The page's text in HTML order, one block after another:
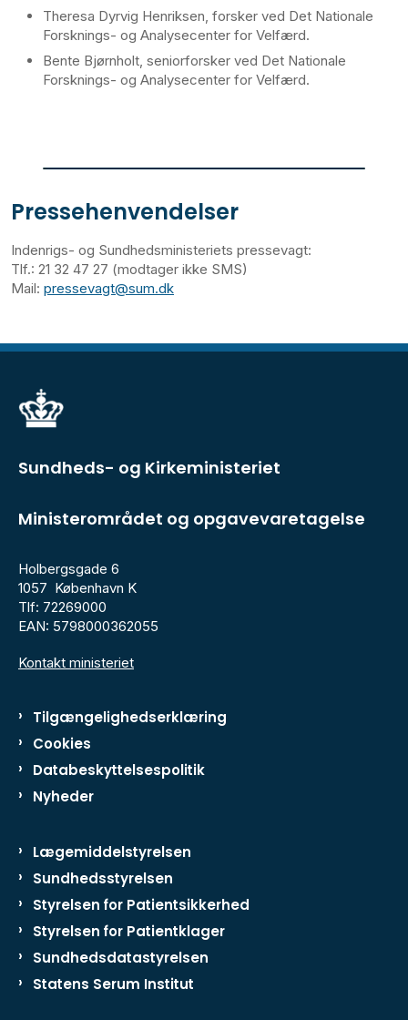
Theresa Dyrvig Henriksen, forsker ved Det Nationale
Forsknings- og Analysecenter for Velfærd.
Bente Bjørnholt, seniorforsker ved Det Nationale
Forsknings- og Analysecenter for Velfærd.
Pressehenvendelser
Indenrigs- og Sundhedsministeriets pressevagt:
Tlf.: 21 32 47 27 (modtager ikke SMS)
Mail: pressevagt@sum.dk
Sundheds- og Kirkeministeriet
Ministerområdet og opgavevaretagelse
Holbergsgade 6
1057 København K
Tlf: 72269000
EAN: 5798000362055
Kontakt ministeriet
Tilgængelighedserklæring
Cookies
Databeskyttelsespolitik
Nyheder
Lægemiddelstyrelsen
Sundhedsstyrelsen
Styrelsen for Patientsikkerhed
Styrelsen for Patientklager
Sundhedsdatastyrelsen
Statens Serum Institut